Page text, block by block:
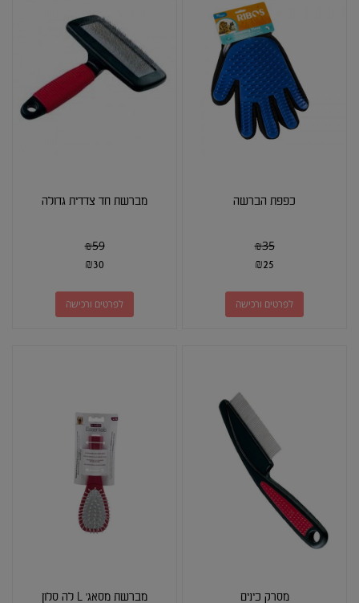
כפפת הברשה
₪35
₪25
לפרטים ורכישה
מברשת חד צדדית גדולה
₪59
₪30
לפרטים ורכישה
מסרק כינים מברשת מסאג' L לה סלון